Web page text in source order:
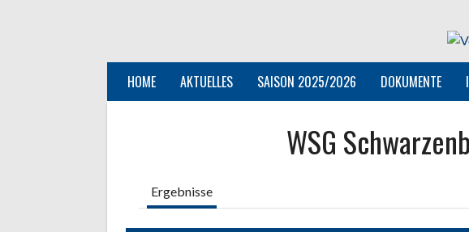
HOME AKTUELLES SAISON 2025/2026 DOKUMENTE
WSG
Ergebnisse